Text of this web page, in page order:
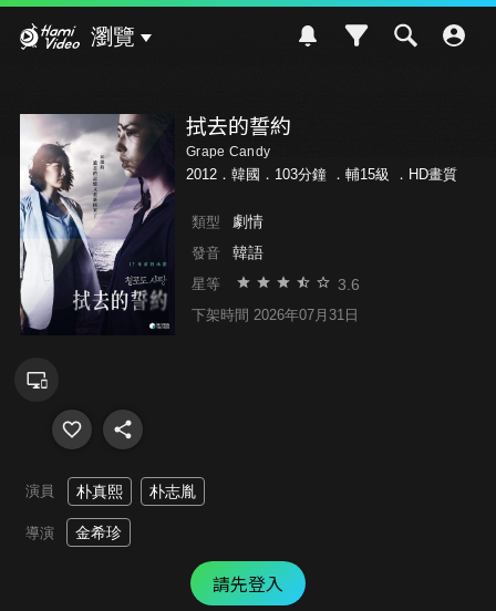
瀏覽
拭去的誓約
Grape Candy
2012．韓國．103分鐘 ． 輔15級 ．HD畫質
類型 劇情
發音 韓語
星等 3.6
下架時間 2026年07月31日
演員 朴真熙 朴志胤
導演 金希珍
請先登入